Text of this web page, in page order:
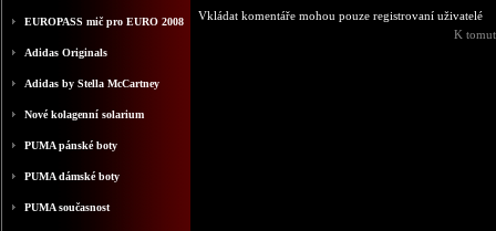
EUROPASS mič pro EURO 2008
Adidas Originals
Adidas by Stella McCartney
Nové kolagenní solarium
PUMA pánské boty
PUMA dámské boty
PUMA současnost
Vkládat komentáře mohou pouze registrovaní uživatelé
K